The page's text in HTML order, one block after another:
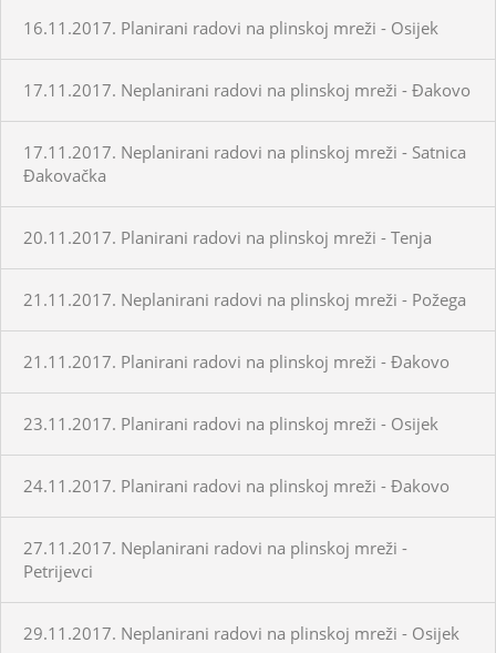
16.11.2017. Planirani radovi na plinskoj mreži - Osijek
17.11.2017. Neplanirani radovi na plinskoj mreži - Đakovo
17.11.2017. Neplanirani radovi na plinskoj mreži - Satnica
Đakovačka
20.11.2017. Planirani radovi na plinskoj mreži - Tenja
21.11.2017. Neplanirani radovi na plinskoj mreži - Požega
21.11.2017. Planirani radovi na plinskoj mreži - Đakovo
23.11.2017. Planirani radovi na plinskoj mreži - Osijek
24.11.2017. Planirani radovi na plinskoj mreži - Đakovo
27.11.2017. Neplanirani radovi na plinskoj mreži -
Petrijevci
29.11.2017. Neplanirani radovi na plinskoj mreži - Osijek